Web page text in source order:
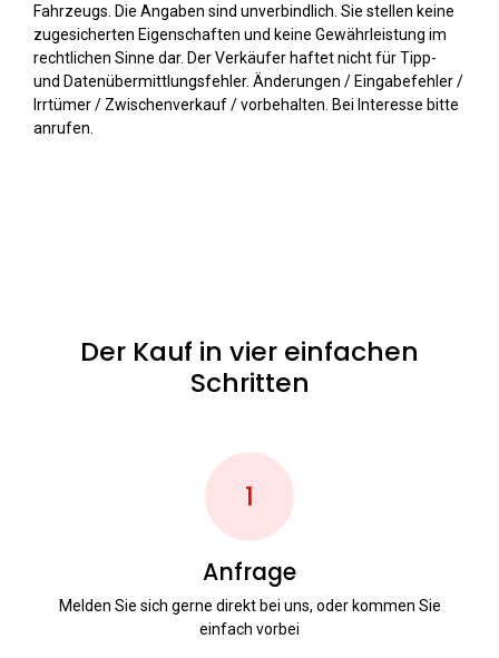
Fahrzeugs. Die Angaben sind unverbindlich. Sie stellen keine
zugesicherten Eigenschaften und keine Gewährleistung im
rechtlichen Sinne dar. Der Verkäufer haftet nicht für Tipp-
und Datenübermittlungsfehler. Änderungen / Eingabefehler /
Irrtümer / Zwischenverkauf / vorbehalten. Bei Interesse bitte
anrufen.
Der Kauf in vier einfachen
Schritten
1
Anfrage
Melden Sie sich gerne direkt bei uns, oder kommen Sie
einfach vorbei